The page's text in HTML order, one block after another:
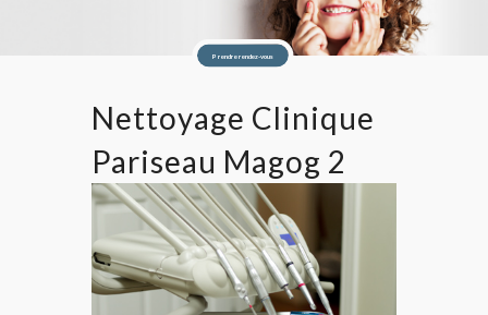
Prendre rendez-vous
Nettoyage Clinique
Pariseau Magog 2